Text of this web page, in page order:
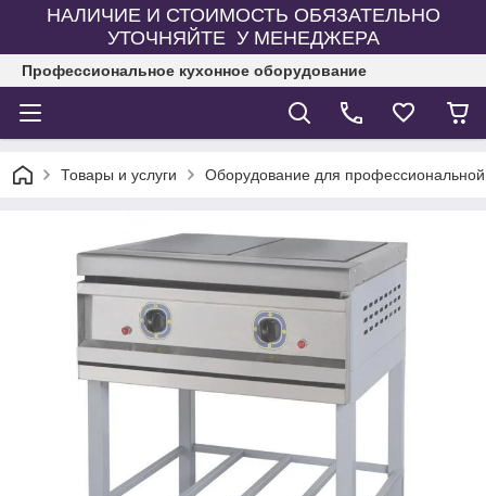
НАЛИЧИЕ И СТОИМОСТЬ ОБЯЗАТЕЛЬНО
УТОЧНЯЙТЕ У МЕНЕДЖЕРА
Профессиональное кухонное оборудование
Товары и услуги Оборудование для профессиональной